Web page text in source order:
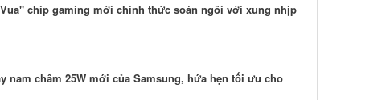
chip gaming mới chính thức soán ngôi với xung nhịp
nam châm 25W mới của Samsung, hứa hẹn tối ưu cho